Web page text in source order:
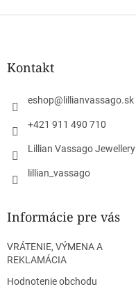
Z
Kontakt
eshop@ lillianvassago.sk
+421 911 490 710
Lillian Vassago Jewellery
lillian_vassago
Informácie pre vás
VRÁTENIE, VÝMENA A
REKLAMÁCIA
Hodnotenie obchodu